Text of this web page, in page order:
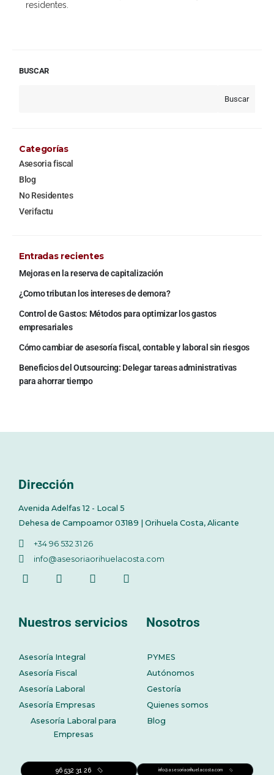
residentes.
BUSCAR
Buscar
Categorías
Asesoria fiscal
Blog
No Residentes
Verifactu
Entradas recientes
Mejoras en la reserva de capitalización
¿Como tributan los intereses de demora?
Control de Gastos: Métodos para optimizar los gastos
empresariales
Cómo cambiar de asesoría fiscal, contable y laboral sin riesgos
Beneficios del Outsourcing: Delegar tareas administrativas
para ahorrar tiempo
Dirección
Avenida Adelfas 12 - Local 5
Dehesa de Campoamor 03189 | Orihuela Costa, Alicante
+34 96 532 31 26
info@asesoriaorihuelacosta.com
Nuestros servicios
Asesoría Integral
Asesoría Fiscal
Asesoría Laboral
Asesoría Empresas
Asesoría Laboral para
Empresas
Nosotros
PYMES
Autónomos
Gestoría
Quienes somos
Blog
96 532 31 26 info@asesoriaorihuelacosta.com